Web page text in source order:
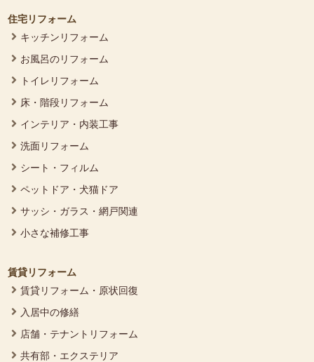
住宅リフォーム
キッチンリフォーム
お風呂のリフォーム
トイレリフォーム
床・階段リフォーム
インテリア・内装工事
洗面リフォーム
シート・フィルム
ペットドア・犬猫ドア
サッシ・ガラス・網戸関連
小さな補修工事
賃貸リフォーム
賃貸リフォーム・原状回復
入居中の修繕
店舗・テナントリフォーム
共有部・エクステリア